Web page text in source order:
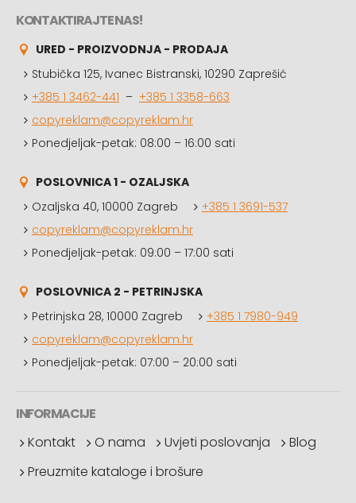
KONTAKTIRAJTE NAS!
URED - PROIZVODNJA - PRODAJA
Stubička 125, Ivanec Bistranski, 10290 Zaprešić
+385 1 3462-441 – +385 1 3358-663
copyreklam@copyreklam.hr
Ponedjeljak-petak: 08:00 – 16:00 sati
POSLOVNICA 1 - OZALJSKA
Ozaljska 40, 10000 Zagreb
+385 1 3691-537
copyreklam@copyreklam.hr
Ponedjeljak-petak: 09:00 – 17:00 sati
POSLOVNICA 2 - PETRINJSKA
Petrinjska 28, 10000 Zagreb
+385 1 7980-949
copyreklam@copyreklam.hr
Ponedjeljak-petak: 07:00 – 20:00 sati
INFORMACIJE
Kontakt
O nama Uvjeti poslovanja
Blog
Preuzmite kataloge i brošure